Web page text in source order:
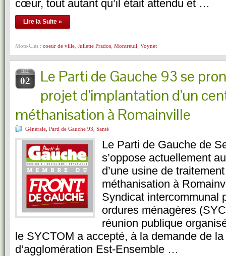
cœur, tout autant qu’il était attendu et …
Lire la Suite »
Mots-Clés : coeur de ville Juliette Prados Montreuil Voynet
DÉC
02
Le Parti de Gauche 93 se
projet d’implantation d’un
méthanisation à Romainville
Générale Parti de Gauche 93 Santé
Le Parti de Gauche de
s’oppose actuellement
d’une usine de
méthanisation à
Syndicat intercommunal
ordures ménagères
réunion publique
le SYCTOM a accepté, à la demande de
d’agglomération Est-Ensemble …